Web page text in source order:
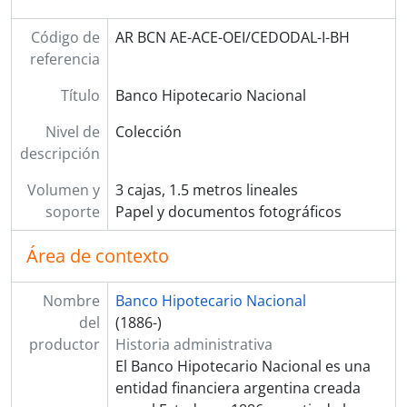
Código de
referencia
AR BCN AE-ACE-OEI/CEDODAL-I-BH
Título
Banco Hipotecario Nacional
Nivel de
descripción
Colección
Volumen y
soporte
3 cajas, 1.5 metros lineales
Papel y documentos fotográficos
Área de contexto
Nombre
del
productor
Banco Hipotecario Nacional
(1886-)
Historia administrativa
El Banco Hipotecario Nacional es una
entidad financiera argentina creada